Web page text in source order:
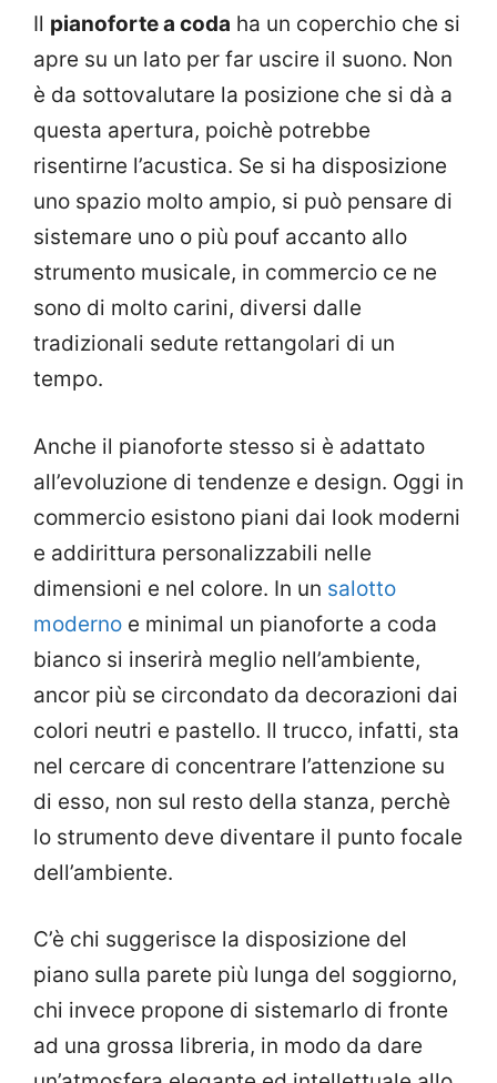
Il pianoforte a coda ha un coperchio che si
apre su un lato per far uscire il suono. Non
è da sottovalutare la posizione che si dà a
questa apertura, poichè potrebbe
risentirne l’acustica. Se si ha disposizione
uno spazio molto ampio, si può pensare di
sistemare uno o più pouf accanto allo
strumento musicale, in commercio ce ne
sono di molto carini, diversi dalle
tradizionali sedute rettangolari di un
tempo.
Anche il pianoforte stesso si è adattato
all’evoluzione di tendenze e design. Oggi in
commercio esistono piani dai look moderni
e addirittura personalizzabili nelle
dimensioni e nel colore. In un salotto
moderno e minimal un pianoforte a coda
bianco si inserirà meglio nell’ambiente,
ancor più se circondato da decorazioni dai
colori neutri e pastello. Il trucco, infatti, sta
nel cercare di concentrare l’attenzione su
di esso, non sul resto della stanza, perchè
lo strumento deve diventare il punto focale
dell’ambiente.
C’è chi suggerisce la disposizione del
piano sulla parete più lunga del soggiorno,
chi invece propone di sistemarlo di fronte
ad una grossa libreria, in modo da dare